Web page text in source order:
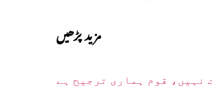
مزید پڑھیں
نہیں، قوم ہماری ترجیح ہے